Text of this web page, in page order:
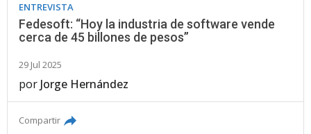
ENTREVISTA
Fedesoft: “Hoy la industria de software vende
cerca de 45 billones de pesos”
29 Jul 2025
por Jorge Hernández
Compartir